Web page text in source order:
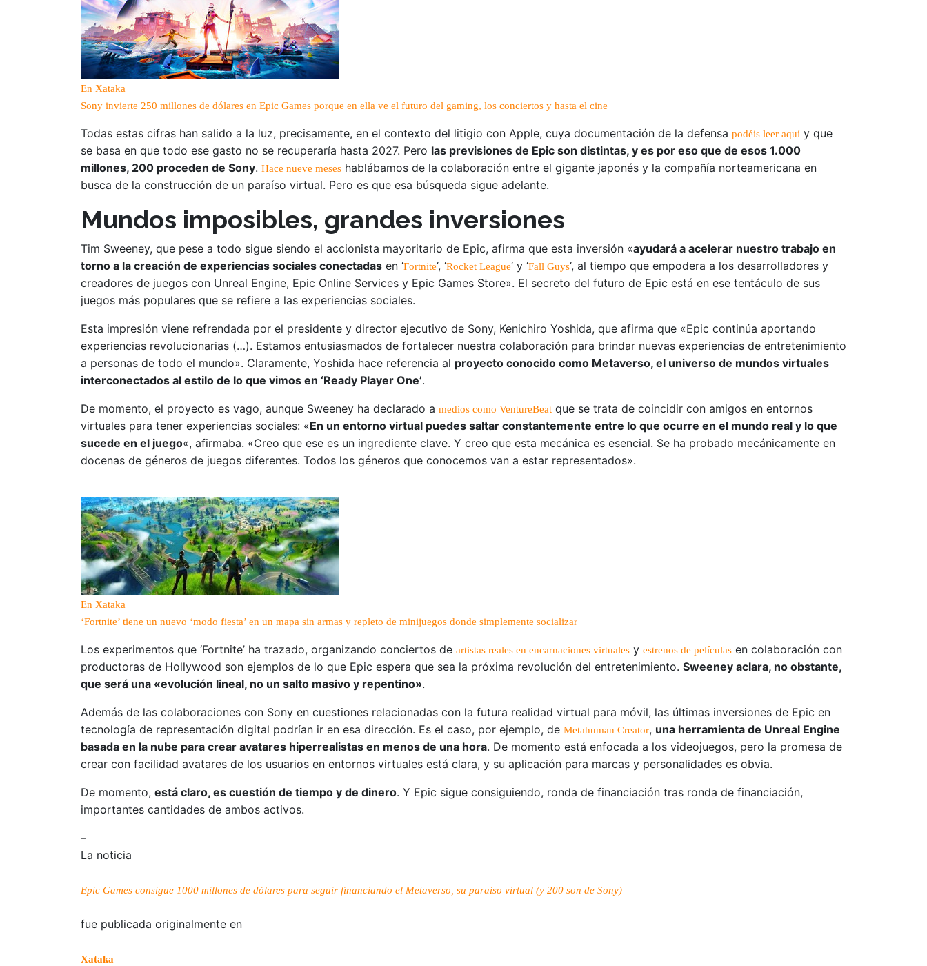
En Xataka
Sony invierte 250 millones de dólares en Epic Games porque en ella ve el futuro del gaming, los conciertos y hasta el cine
Todas estas cifras han salido a la luz, precisamente, en el contexto del litigio con Apple, cuya documentación de la defensa podéis leer aquí y que
se basa en que todo ese gasto no se recuperaría hasta 2027. Pero las previsiones de Epic son distintas, y es por eso que de esos 1.000
millones, 200 proceden de Sony. Hace nueve meses hablábamos de la colaboración entre el gigante japonés y la compañía norteamericana en
busca de la construcción de un paraíso virtual. Pero es que esa búsqueda sigue adelante.
Mundos imposibles, grandes inversiones
Tim Sweeney, que pese a todo sigue siendo el accionista mayoritario de Epic, afirma que esta inversión «ayudará a acelerar nuestro trabajo en
torno a la creación de experiencias sociales conectadas en ‘Fortnite‘, ‘Rocket League‘ y ‘Fall Guys‘, al tiempo que empodera a los desarrolladores y
creadores de juegos con Unreal Engine, Epic Online Services y Epic Games Store». El secreto del futuro de Epic está en ese tentáculo de sus
juegos más populares que se refiere a las experiencias sociales.
Esta impresión viene refrendada por el presidente y director ejecutivo de Sony, Kenichiro Yoshida, que afirma que «Epic continúa aportando
experiencias revolucionarias (…). Estamos entusiasmados de fortalecer nuestra colaboración para brindar nuevas experiencias de entretenimiento
a personas de todo el mundo». Claramente, Yoshida hace referencia al proyecto conocido como Metaverso, el universo de mundos virtuales
interconectados al estilo de lo que vimos en ‘Ready Player One’.
De momento, el proyecto es vago, aunque Sweeney ha declarado a medios como VentureBeat que se trata de coincidir con amigos en entornos
virtuales para tener experiencias sociales: «En un entorno virtual puedes saltar constantemente entre lo que ocurre en el mundo real y lo que
sucede en el juego«, afirmaba. «Creo que ese es un ingrediente clave. Y creo que esta mecánica es esencial. Se ha probado mecánicamente en
docenas de géneros de juegos diferentes. Todos los géneros que conocemos van a estar representados».
En Xataka
‘Fortnite’ tiene un nuevo ‘modo fiesta’ en un mapa sin armas y repleto de minijuegos donde simplemente socializar
Los experimentos que ‘Fortnite’ ha trazado, organizando conciertos de artistas reales en encarnaciones virtuales y estrenos de películas en colaboración con
productoras de Hollywood son ejemplos de lo que Epic espera que sea la próxima revolución del entretenimiento. Sweeney aclara, no obstante,
que será una «evolución lineal, no un salto masivo y repentino».
Además de las colaboraciones con Sony en cuestiones relacionadas con la futura realidad virtual para móvil, las últimas inversiones de Epic en
tecnología de representación digital podrían ir en esa dirección. Es el caso, por ejemplo, de Metahuman Creator, una herramienta de Unreal Engine
basada en la nube para crear avatares hiperrealistas en menos de una hora. De momento está enfocada a los videojuegos, pero la promesa de
crear con facilidad avatares de los usuarios en entornos virtuales está clara, y su aplicación para marcas y personalidades es obvia.
De momento, está claro, es cuestión de tiempo y de dinero. Y Epic sigue consiguiendo, ronda de financiación tras ronda de financiación,
importantes cantidades de ambos activos.
–
La noticia
Epic Games consigue 1000 millones de dólares para seguir financiando el Metaverso, su paraíso virtual (y 200 son de Sony)
fue publicada originalmente en
Xataka